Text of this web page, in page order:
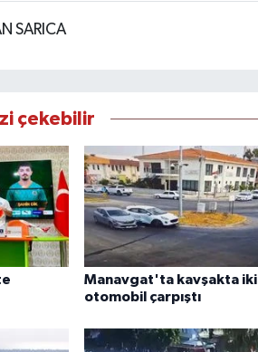
SARICA
çekebilir
Manavgat'ta kavşakta iki
otomobil çarpıştı